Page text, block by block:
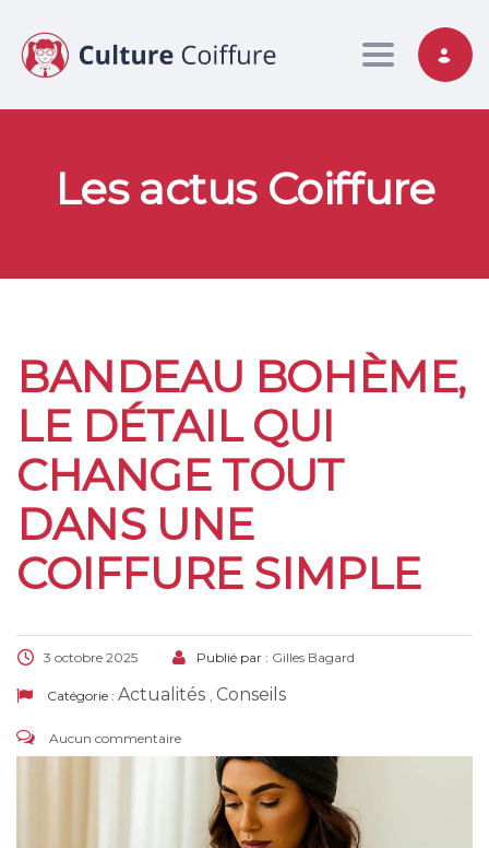
Toggle
Les actus Coiffure
BANDEAU BOHÈME,
LE DÉTAIL QUI
CHANGE TOUT
DANS UNE
COIFFURE SIMPLE
3 octobre 2025 Publié par : Gilles Bagard
Catégorie : Actualités , Conseils
Aucun commentaire